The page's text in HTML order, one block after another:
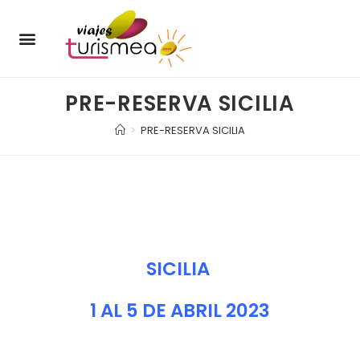
PRE-RESERVA SICILIA
> PRE-RESERVA SICILIA
SICILIA
1 AL 5 DE ABRIL 2023